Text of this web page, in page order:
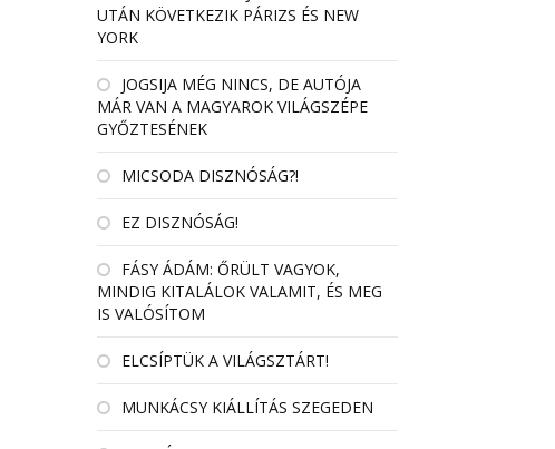
UTÁN KÖVETKEZIK PÁRIZS ÉS NEW
YORK
JOGSIJA MÉG NINCS, DE AUTÓJA
MÁR VAN A MAGYAROK VILÁGSZÉPE
GYŐZTESÉNEK
MICSODA DISZNÓSÁG?!
EZ DISZNÓSÁG!
FÁSY ÁDÁM: ŐRÜLT VAGYOK,
MINDIG KITALÁLOK VALAMIT, ÉS MEG
IS VALÓSÍTOM
ELCSÍPTÜK A VILÁGSZTÁRT!
MUNKÁCSY KIÁLLÍTÁS SZEGEDEN